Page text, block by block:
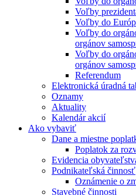
Voľby
Voľby do
Voľby do
orgánov
Voľby do
orgánov
Referendum
Elektronická úradná
Oznamy
Aktuality
Kalendár akcií
Ako vybaviť
Dane a miestne
Poplatok za
Evidencia
Podnikateľská činnosť
Oznámenie o
Stavebné činnosti